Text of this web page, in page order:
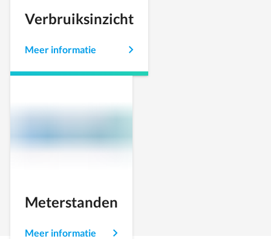
Verbruiksinzicht
Meer informatie
Meterstanden
Meer informatie